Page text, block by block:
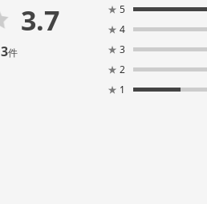
3.7
3件
★ 5
★ 4
★ 3
★ 2
★ 1